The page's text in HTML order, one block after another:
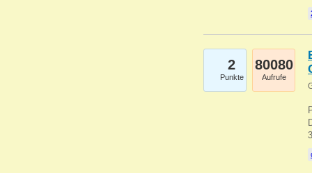
2
Punkte
80080
Aufrufe